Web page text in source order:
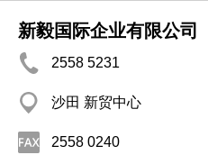
新毅国际企业有限公司
2558 5231
沙田 新贸中心
2558 0240